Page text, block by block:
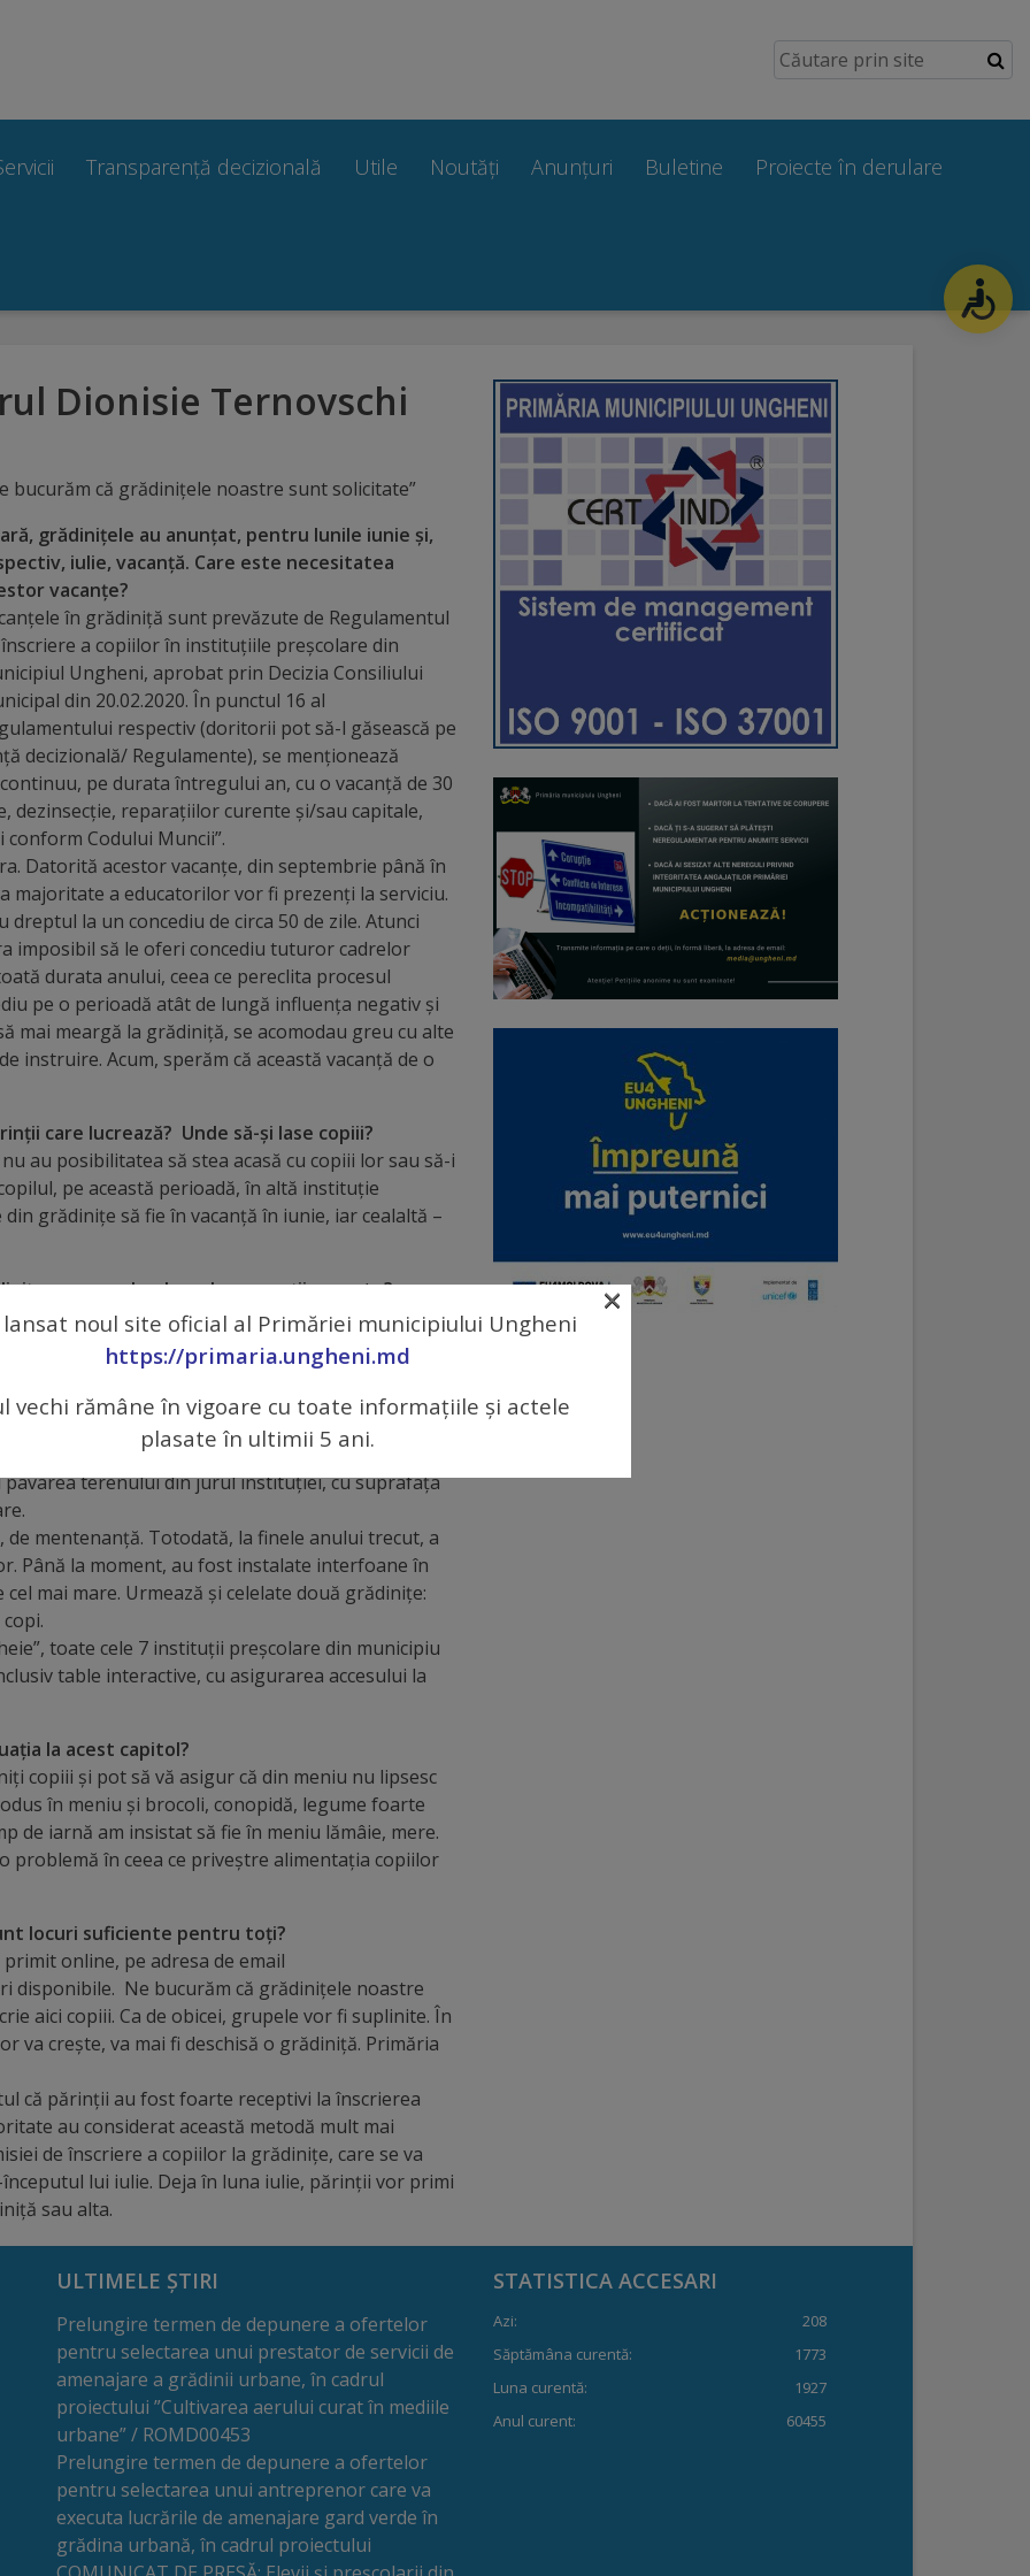
Transparență decizională Utile Noutăți Anunțuri Buletine Proiecte în derulare
Dionisie Ternovschi
bucurăm că grădinițele noastre sunt solicitate”
grădinițele au anunțat, pentru lunile iunie și,
iulie, vacanță. Care este necesitatea
vacanțe?
în grădiniță sunt prevăzute de Regulamentul
a copiilor în instituțiile preșcolare din
Ungheni, aprobat prin Decizia Consiliului
din 20.02.2020. În punctul 16 al
respectiv (doritorii pot să-l găsească pe
decizională/ Regulamente), se menționează
ре durata întregului an, cu о vacanță de 30
dezinsecție, reparațiilor сurепtе și/sau capitale,
Codului Muncii”.
Datorită acestor vacanțe, din septembrie până în
majoritate a educatorilor vor fi prezenți la serviciu.
la un concediu de circa 50 de zile. Atunci
imposibil să le oferi concediu tuturor cadrelor
durata anului, ceea ce pereclita procesul
pe o perioadă atât de lungă influența negativ și
mai meargă la grădiniță, se acomodau greu cu alte
instruire. Acum, sperăm că această vacanță de o
care lucrează? Unde să-și lase copiii?
au posibilitatea să stea acasă cu copiii lor sau să-i
pe această perioadă, în altă instituție
grădinițe să fie în vacanță în iunie, iar cealaltă –
sau e vorba doar de reparații curente?
din sectorul Dănuțeni, unde, grație
preșcolare din municipiul Ungheni”,
Programului „EU4Moldova: Regiuni-cheie”, deja a
de 2369 m p. A fost o intervenție foarte necesară,
era deteriorat și, pe timp de ploaie, apa
cabinetului medical, a galeriilor. La
terenului din jurul instituției, cu suprafața
mentenanță. Totodată, la finele anului trecut, a
Până la moment, au fost instalate interfoane în
mai mare. Urmează și celelate două grădinițe:
toate cele 7 instituții preșcolare din municipiu
table interactive, cu asigurarea accesului la
la acest capitol?
copiii și pot să vă asigur că din meniu nu lipsesc
în meniu și brocoli, conopidă, legume foarte
de iarnă am insistat să fie în meniu lămâie, mere.
problemă în ceea ce priveștre alimentația copiilor
locuri suficiente pentru toți?
online, pe adresa de email
disponibile. Ne bucurăm că grădinițele noastre
aici copiii. Ca de obicei, grupele vor fi suplinite. În
va crește, va mai fi deschisă o grădiniță. Primăria
că părinții au fost foarte receptivi la înscrierea
au considerat această metodă mult mai
de înscriere a copiilor la grădinițe, care se va
lui iulie. Deja în luna iulie, părinții vor primi
sau alta.
ULTIMELE ȘTIRI
Prelungire termen de depunere a ofertelor
pentru selectarea unui prestator de servicii de
amenajare a grădinii urbane, în cadrul
proiectului ”Cultivarea aerului curat în mediile
urbane” / ROMD00453
Prelungire termen de depunere a ofertelor
pentru selectarea unui antreprenor care va
executa lucrările de amenajare gard verde în
grădina urbană, în cadrul proiectului
STATISTICA ACCESARI
Azi:
208
Săptămâna curentă:
1773
Luna curentă:
1927
Anul curent:
60455
noul site oficial al Primăriei municipiului Ungheni
https://primaria.ungheni.md
vechi rămâne în vigoare cu toate informațiile și actele
plasate în ultimii 5 ani.
×